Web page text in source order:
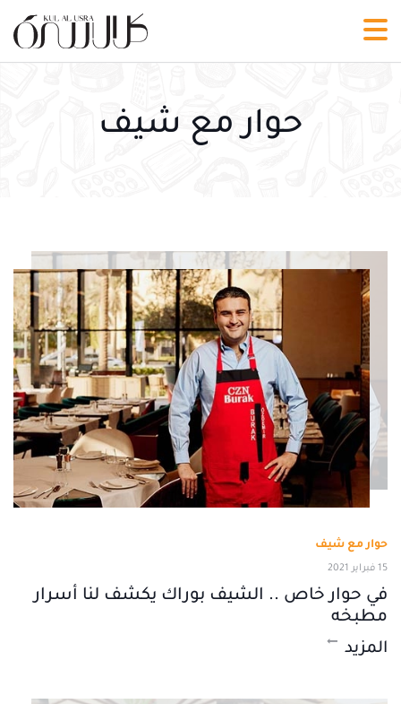
حوار مع شيف
حوار مع شيف
15 فبراير 2021
في حوار خاص .. الشيف بوراك يكشف لنا أسرار
مطبخه
المزيد